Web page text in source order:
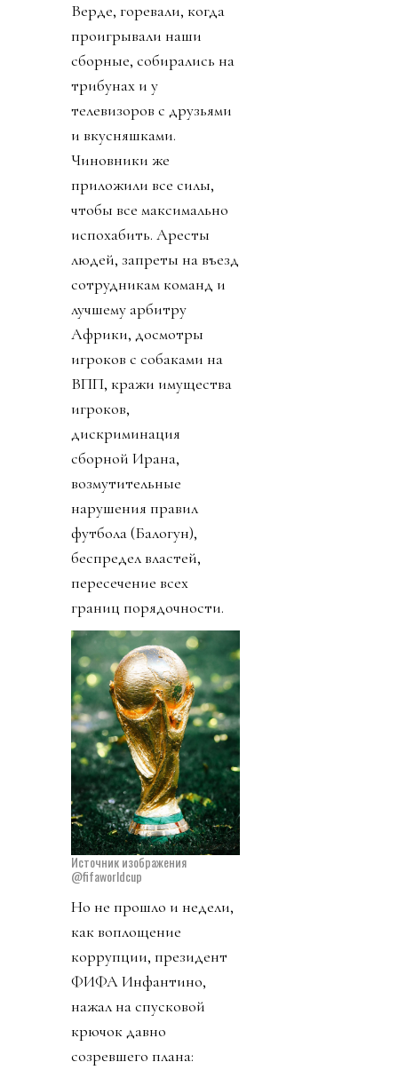
Верде, горевали, когда
проигрывали наши
сборные, собирались на
трибунах и у
телевизоров с друзьями
и вкусняшками.
Чиновники же
приложили все силы,
чтобы все максимально
испохабить. Аресты
людей, запреты на въезд
сотрудникам команд и
лучшему арбитру
Африки, досмотры
игроков с собаками на
ВПП, кражи имущества
игроков,
дискриминация
сборной Ирана,
возмутительные
нарушения правил
футбола (Балогун),
беспредел властей,
пересечение всех
границ порядочности.
Источник изображения
@fifaworldcup
Но не прошло и недели,
как воплощение
коррупции, президент
ФИФА Инфантино,
нажал на спусковой
крючок давно
созревшего плана: